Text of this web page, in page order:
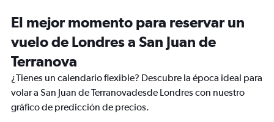
El mejor momento para reservar un
vuelo de Londres a San Juan de
Terranova
¿Tienes un calendario flexible? Descubre la época ideal para
volar a San Juan de Terranovadesde Londres con nuestro
gráfico de predicción de precios.